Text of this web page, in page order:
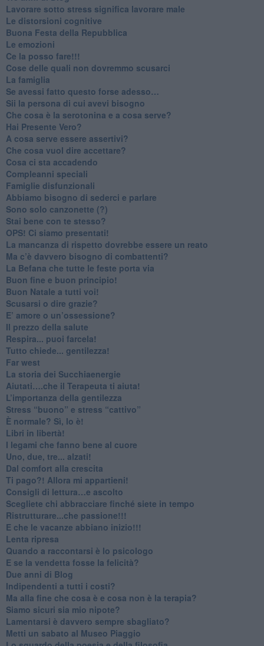
​Lavorare sotto stress significa lavorare male
​Le distorsioni cognitive
​Buona Festa della Repubblica
Le emozioni
​Ce la posso fare!!!
​Cose delle quali non dovremmo scusarci
​La famiglia
​Se avessi fatto questo forse adesso…
​Sii la persona di cui avevi bisogno
Che cosa è la serotonina e a cosa serve?
​Hai Presente Vero?
A cosa serve essere assertivi?
​Che cosa vuol dire accettare?
​Cosa ci sta accadendo
​Compleanni speciali
​Famiglie disfunzionali
​Abbiamo bisogno di sederci e parlare
Sono solo canzonette (?)
​Stai bene con te stesso?
​OPS! Ci siamo presentati!
​La mancanza di rispetto dovrebbe essere un reato
​Ma c’è davvero bisogno di combattenti?
​La Befana che tutte le feste porta via
Buon fine e buon principio!
​Buon Natale a tutti voi!
​Scusarsi o dire grazie?
​E’ amore o un’ossessione?
​Il prezzo della salute
​Respira... puoi farcela!
​Tutto chiede... gentilezza!
​Far west
​La storia dei Succhiaenergie
​Aiutati….che il Terapeuta ti aiuta!
​L’importanza della gentilezza
​Stress “buono” e stress “cattivo”
​È normale? Sì, lo è!
​Libri in libertà!
​I legami che fanno bene al cuore
Uno, due, tre... alzati!​
​Dal comfort alla crescita
​Ti pago?! Allora mi appartieni!​
​Consigli di lettura…e ascolto
​Scegliete chi abbracciare finché siete in tempo
​Ristrutturare...che passione!!!
​E che le vacanze abbiano inizio!!!
​Lenta ripresa
​Quando a raccontarsi è lo psicologo
​E se la vendetta fosse la felicità?
​Due anni di Blog
​Indipendenti a tutti i costi?
​Ma alla fine che cosa è e cosa non è la terapia?
​Siamo sicuri sia mio nipote?
​Lamentarsi è davvero sempre sbagliato?
​Metti un sabato al Museo Piaggio